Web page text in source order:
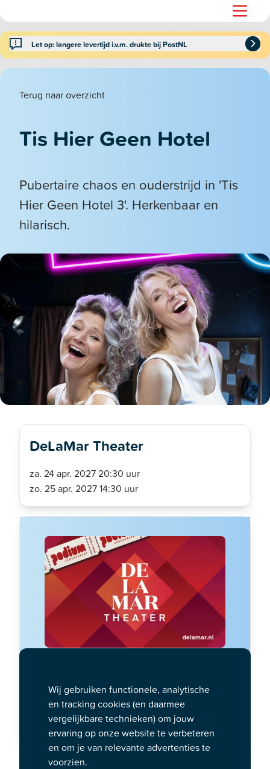
Let op: langere levertijd i.v.m. drukte bij PostNL
Terug naar overzicht
Tis Hier Geen Hotel
Pubertaire chaos en ouderstrijd in 'Tis
Hier Geen Hotel 3'. Herkenbaar en
hilarisch.
Ze zijn weer terug! Na het succes
DeLaMar Theater
za. 24 apr. 2027 20:30 uur
zo. 25 apr. 2027 14:30 uur
Geef een speciale DeLaMar
cadeaukaart
Bestellen
Wij gebruiken functionele, analytische
en tracking cookies (en daarmee
vergelijkbare technieken) om jouw
ervaring op onze website te verbeteren
en om je van relevante advertenties te
voorzien.